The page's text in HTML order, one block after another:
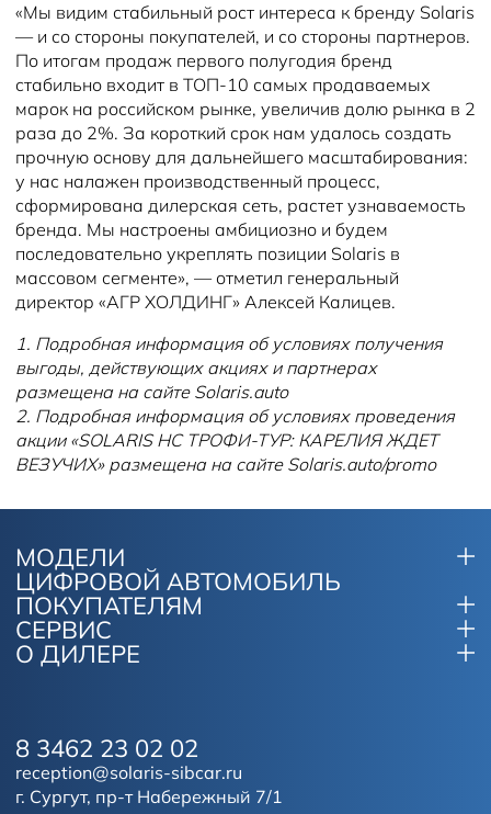
«Мы видим стабильный рост интереса к бренду Solaris
— и со стороны покупателей, и со стороны партнеров.
По итогам продаж первого полугодия бренд
стабильно входит в ТОП-10 самых продаваемых
марок на российском рынке, увеличив долю рынка в 2
раза до 2%. За короткий срок нам удалось создать
прочную основу для дальнейшего масштабирования:
у нас налажен производственный процесс,
сформирована дилерская сеть, растет узнаваемость
бренда. Мы настроены амбициозно и будем
последовательно укреплять позиции Solaris в
массовом сегменте», — отметил генеральный
директор «АГР ХОЛДИНГ» Алексей Калицев.
1. Подробная информация об условиях получения
выгоды, действующих акциях и партнерах
размещена на сайте Solaris.auto
2. Подробная информация об условиях проведения
акции «SOLARIS HC ТРОФИ-ТУР: КАРЕЛИЯ ЖДЕТ
ВЕЗУЧИХ» размещена на сайте Solaris.auto/promo
МОДЕЛИ
ЦИФРОВОЙ АВТОМОБИЛЬ
ПОКУПАТЕЛЯМ
СЕРВИС
О ДИЛЕРЕ
г. Сургут, пр-т Набережный 7/1
8 3462 23 02 02
reception@solaris-sibcar.ru